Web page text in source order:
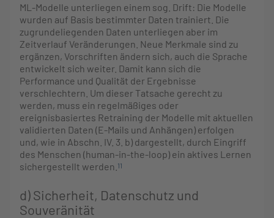
ML-Modelle unterliegen einem sog. Drift: Die Modelle
wurden auf Basis bestimmter Daten trainiert. Die
zugrundeliegenden Daten unterliegen aber im
Zeitverlauf Veränderungen. Neue Merkmale sind zu
ergänzen, Vorschriften ändern sich, auch die Sprache
entwickelt sich weiter. Damit kann sich die
Performance und Qualität der Ergebnisse
verschlechtern. Um dieser Tatsache gerecht zu
werden, muss ein regelmäßiges oder
ereignisbasiertes Retraining der Modelle mit aktuellen
validierten Daten (E-Mails und Anhängen) erfolgen
und, wie in Abschn. IV. 3. b) dargestellt, durch Eingriff
des Menschen (human-in-the-loop) ein aktives Lernen
sichergestellt werden. 11
d) Sicherheit, Datenschutz und
Souveränität